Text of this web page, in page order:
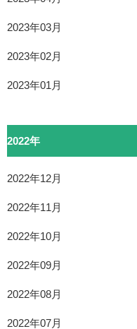
2023年03月
2023年02月
2023年01月
2022年
2022年12月
2022年11月
2022年10月
2022年09月
2022年08月
2022年07月